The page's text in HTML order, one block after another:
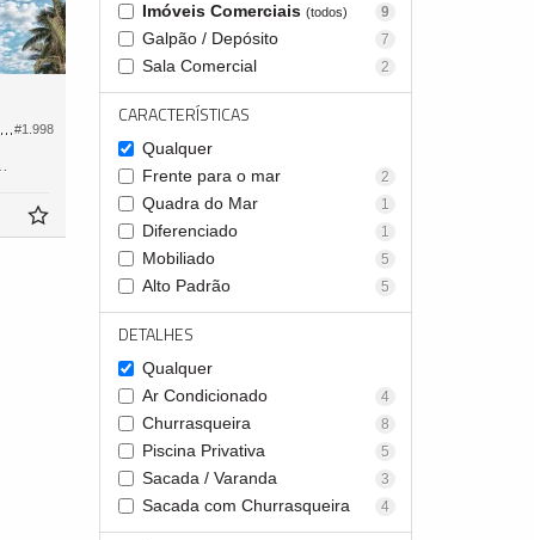
Imóveis Comerciais (todos) 9
Galpão / Depósito 7
Sala Comercial 2
CARACTERÍSTICAS
Qualquer
Frente para o mar
2
Quadra do Mar 1
Diferenciado 1
Mobiliado 5
Alto Padrão 5
DETALHES
Qualquer
Ar Condicionado
4
Churrasqueira 8
Piscina Privativa 5
Sacada / Varanda 3
Sacada com Churrasqueira 4
#1.998
Apartamento Garden no Edifício Y.our Private Residence